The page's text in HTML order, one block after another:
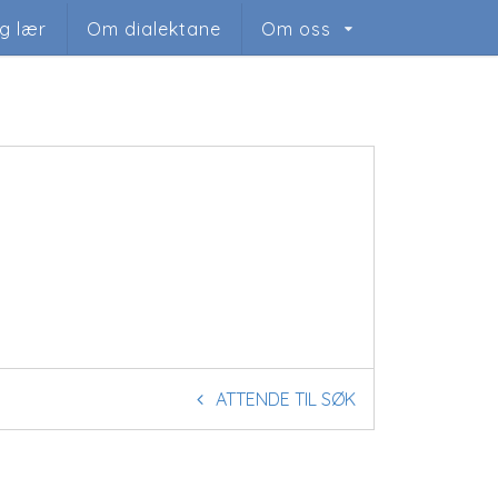
lær Om dialektane Om oss
ATTENDE TIL SØK